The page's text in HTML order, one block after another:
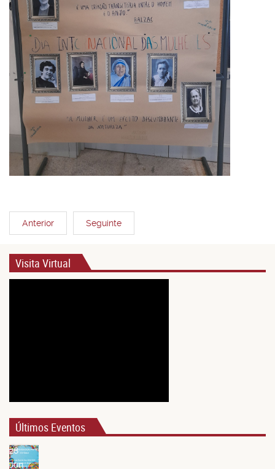
Anterior Seguinte
Visita Virtual
Últimos Eventos
28
Jun.